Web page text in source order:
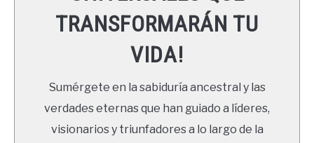
RECURSOS
NEWSLETTER
TRANSFORMARÁN TU
VIDA!
Sumérgete en la sabiduría ancestral y las
verdades eternas que han guiado a líderes,
visionarios y triunfadores a lo largo de la